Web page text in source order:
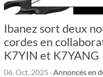
Ibanez sort deux
cordes en
K7YIN et K7YANG
06. Oct. 2025 · Annoncés en